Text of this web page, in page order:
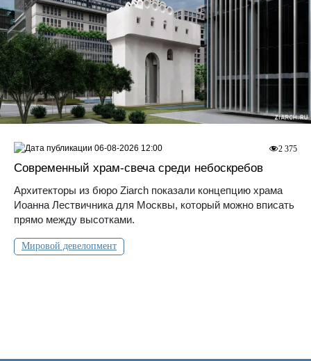
Современный храм-свеча среди небоскребов
Архитекторы из бюро Ziarch показали концепцию храма
Иоанна Лествичника для Москвы, который можно вписать
прямо между высотками.
Мировой девелопмент
2 375
06-08-2026 12:00